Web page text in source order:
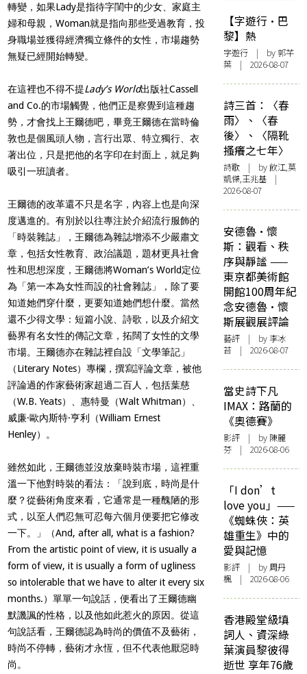
轉變，如果Lady是指待字閨中的少女、家庭主
婦和母親，Woman就是指向那些受過教育，投
身職場並獲得經濟獨立條件的女性，市場趨勢
無疑已經開始轉變。
在這裡也不得不提Lady’s World出版社Cassell
and Co.的市場觸覺，他們正是察覺到這種趨
勢，才會找上王爾德吧，畢竟王爾德在當時倫
敦也是個風頭人物，言行出眾、特立獨行、衣
著出位，只是把他的名字印在封面上，就足夠
吸引一班讀者。
王爾德的改革還不只是名字，內容上也是向深
度邁進的。有別於以往專注於介紹流行服飾的
「時裝雜誌」，王爾德為雜誌增添不少嚴肅文
章，包括女性教育、政治議題，題材更具社會
性和思想深度，王爾德將Woman’s World定位
為「第一本為女性而設的社會雜誌」，除了要
知道她們穿什麼，更要知道她們想什麼。當然
還不少得文學：短篇小說、詩歌，以及介紹文
藝界有名女性的傳記文章，拓闊了女性的文學
市場。王爾德亦在雜誌裡自設「文學筆記」
（Literary Notes）專欄，撰寫評論文章，被他
評論過的作家藝術家超過二百人，包括葉慈
（W.B. Yeats）、惠特曼（Walt Whitman）、
威廉·歐內斯特·亨利（William Ernest
Henley）。
雖然如此，王爾德並沒放棄時裝市場，這裡重
溫一下他對時裝的看法：「說到底，時尚是什
麼？從藝術角度來看，它通常是一種醜陋的形
式，以至人們忍無可忍每六個月便要把它修改
一下。」（And, after all, what is a fashion?
From the artistic point of view, it is usually a
form of view, it is usually a form of ugliness
so intolerable that we have to alter it every six
months.）單單一句說話，便看出了王爾德幽
默譏諷的性格，以及他如此惹火的原因。從這
句說話看，王爾德認為時尚的價值不及藝術，
時尚不停轉，藝術才永恆，但不代表他厭惡時
尚。
【字遊行·巴
黎】熱
字遊行 | by 郭芊
葉 | 2026-08-07
詩三首：〈春
雨〉、〈春
後〉、〈隔靴
搔癢之七年〉
詩歌 | by 飲江,莫
凱傑,王兆基 |
2026-08-07
安德魯·懷
斯：觀看、秩
序與靜謐 ——
東京都美術館
開館100周年紀
念安德魯·懷
斯展觀展評論
藝評 | by 李冰
苔 | 2026-08-07
當史詩下凡
IMAX：路蘭的
《奧德賽》
影評 | by 陳麗
芬 | 2026-08-06
「I don’t
love you」——
《蜘蛛俠：英
雄重生》中的
愛與記憶
影評 | by周丹
楓 | 2026-08-06
香港殿堂級填
詞人、資深綠
葉演員黎彼得
逝世 享年76歲